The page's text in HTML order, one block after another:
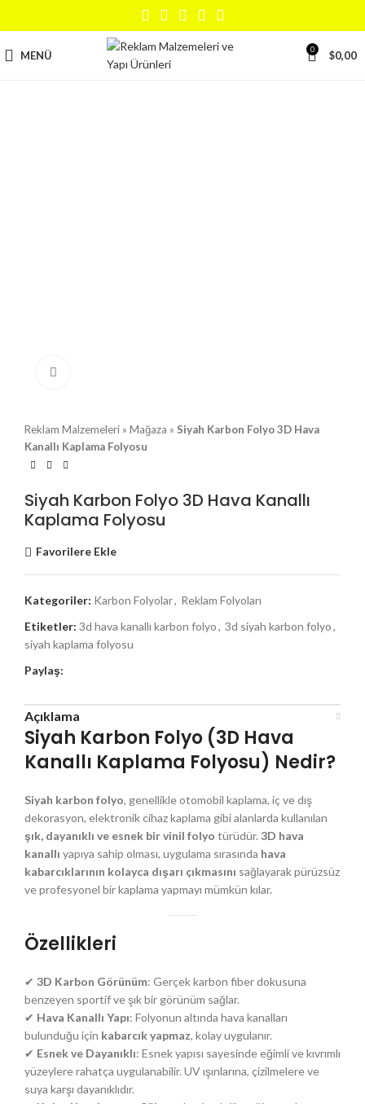
MENÜ 0 $0,00
Reklam Malzemeleri » Mağaza » Siyah Karbon Folyo 3D Hava
Kanallı Kaplama Folyosu
Siyah Karbon Folyo 3D Hava Kanallı
Kaplama Folyosu
Favorilere Ekle
Kategoriler: Karbon Folyolar, Reklam Folyoları
Etiketler: 3d hava kanallı karbon folyo, 3d siyah karbon folyo,
siyah kaplama folyosu
Paylaş:
Açıklama
Siyah Karbon Folyo (3D Hava
Kanallı Kaplama Folyosu) Nedir?
Siyah karbon folyo, genellikle otomobil kaplama, iç ve dış
dekorasyon, elektronik cihaz kaplama gibi alanlarda kullanılan
şık, dayanıklı ve esnek bir vinil folyo türüdür. 3D hava
kanallı yapıya sahip olması, uygulama sırasında hava
kabarcıklarının kolayca dışarı çıkmasını sağlayarak pürüzsüz
ve profesyonel bir kaplama yapmayı mümkün kılar.
Özellikleri
✔ 3D Karbon Görünüm: Gerçek karbon fiber dokusuna
benzeyen sportif ve şık bir görünüm sağlar.
✔ Hava Kanallı Yapı: Folyonun altında hava kanalları
bulunduğu için kabarcık yapmaz, kolay uygulanır.
✔ Esnek ve Dayanıklı: Esnek yapısı sayesinde eğimli ve kıvrımlı
yüzeylere rahatça uygulanabilir. UV ışınlarına, çizilmelere ve
suya karşı dayanıklıdır.